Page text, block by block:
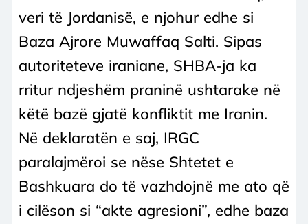
veri të Jordanisë, e njohur edhe si
Baza Ajrore Muwaffaq Salti. Sipas
autoriteteve iraniane, SHBA-ja ka
rritur ndjeshëm praninë ushtarake në
këtë bazë gjatë konfliktit me Iranin.
Në deklaratën e saj, IRGC
paralajmëroi se nëse Shtetet e
Bashkuara do të vazhdojnë me ato që
i cilëson si “akte agresioni”, edhe baza